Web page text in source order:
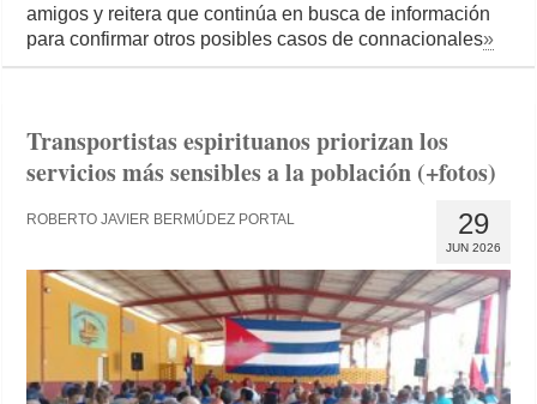
amigos y reitera que continúa en busca de información
para confirmar otros posibles casos de connacionales»
Transportistas espirituanos priorizan los
servicios más sensibles a la población (+fotos)
29
JUN 2026
ROBERTO JAVIER BERMÚDEZ PORTAL